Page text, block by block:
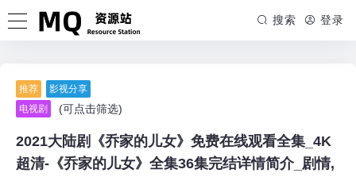
搜索 登录
推荐
影视分享
电视剧
(可点击筛选)
2021大陆剧《乔家的儿女》免费在线观看全集_4K
超清-《乔家的儿女》全集36集完结详情简介_剧情,